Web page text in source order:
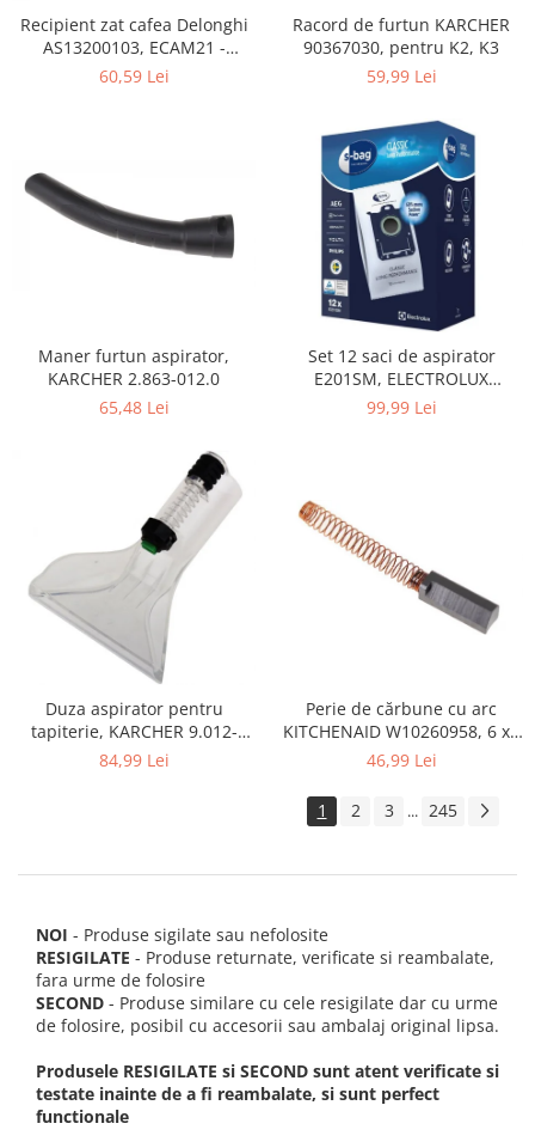
Playere, Boxe & Casti
Telescoape & Optica
Ambalaje cadouri
Cadouri
Curatenie si intretinere
Recipient zat cafea Delonghi
AS13200103, ECAM21 -
ECAM25
60,59 Lei
Racord de furtun KARCHER
90367030, pentru K2, K3
59,99 Lei
Maner furtun aspirator,
KARCHER 2.863-012.0
65,48 Lei
Set 12 saci de aspirator
E201SM, ELECTROLUX
9001684811, CLASSIC LONG
99,99 Lei
Duza aspirator pentru
tapiterie, KARCHER 9.012-
278.0, SE4001, SE4002, SE5100
84,99 Lei
Perie de cărbune cu arc
KITCHENAID W10260958, 6 x6
x 19 mm, pentru 5KSM15
46,99 Lei
1 2 3 ... 245
NOI - Produse sigilate sau nefolosite
RESIGILATE - Produse returnate, verificate si reambalate,
fara urme de folosire
SECOND - Produse similare cu cele resigilate dar cu urme
de folosire, posibil cu accesorii sau ambalaj original lipsa.
Produsele RESIGILATE si SECOND sunt atent verificate si
testate inainte de a fi reambalate, si sunt perfect
functionale